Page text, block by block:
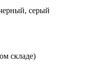
серый
складе)